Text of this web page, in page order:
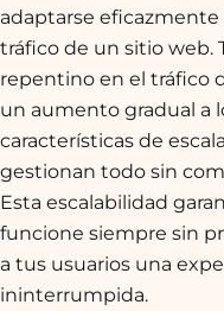
adaptarse
tráfico de un sitio web.
repentino en el tráfico
un aumento gradual a
características de
gestionan todo sin
Esta escalabilidad
funcione siempre sin
a tus usuarios una
ininterrumpida.